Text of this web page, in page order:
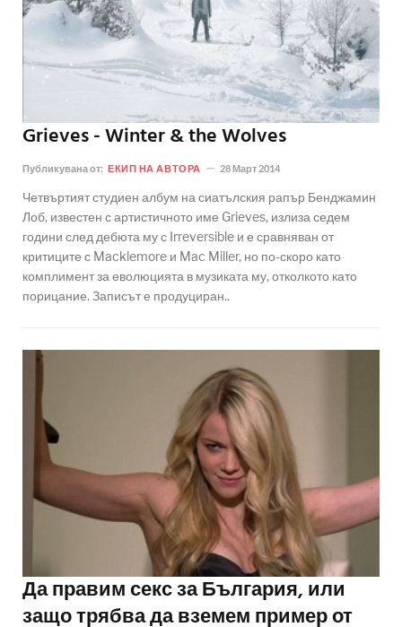
Grieves - Winter & the Wolves
Публикувана от: ЕКИП НА АВТОРА 28 Март 2014
Четвъртият студиен албум на сиатълския рапър Бенджамин
Лоб, известен с артистичното име Grieves, излиза седем
години след дебюта му с Irreversible и е сравняван от
критиците с Macklemore и Mac Miller, но по-скоро като
комплимент за еволюцията в музиката му, отколкото като
порицание. Записът е продуциран..
Да правим секс за България, или
защо трябва да вземем пример от